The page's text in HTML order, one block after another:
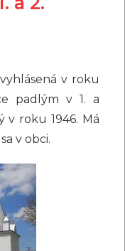
v roku
padlým v 1. a
v roku 1946. Má
v obci.